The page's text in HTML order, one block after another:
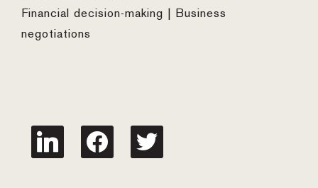
Financial decision-making | Business
negotiations
linkedin facebook twitter